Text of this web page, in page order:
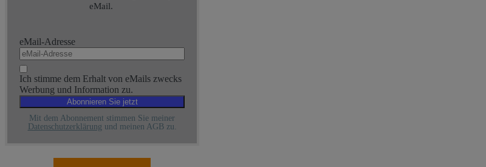
eMail.
eMail-Adresse
Ich stimme dem Erhalt von eMails zwecks
Werbung und Information zu.
Mit dem Abonnement stimmen Sie meiner
Datenschutzerklärung und meinen AGB zu.